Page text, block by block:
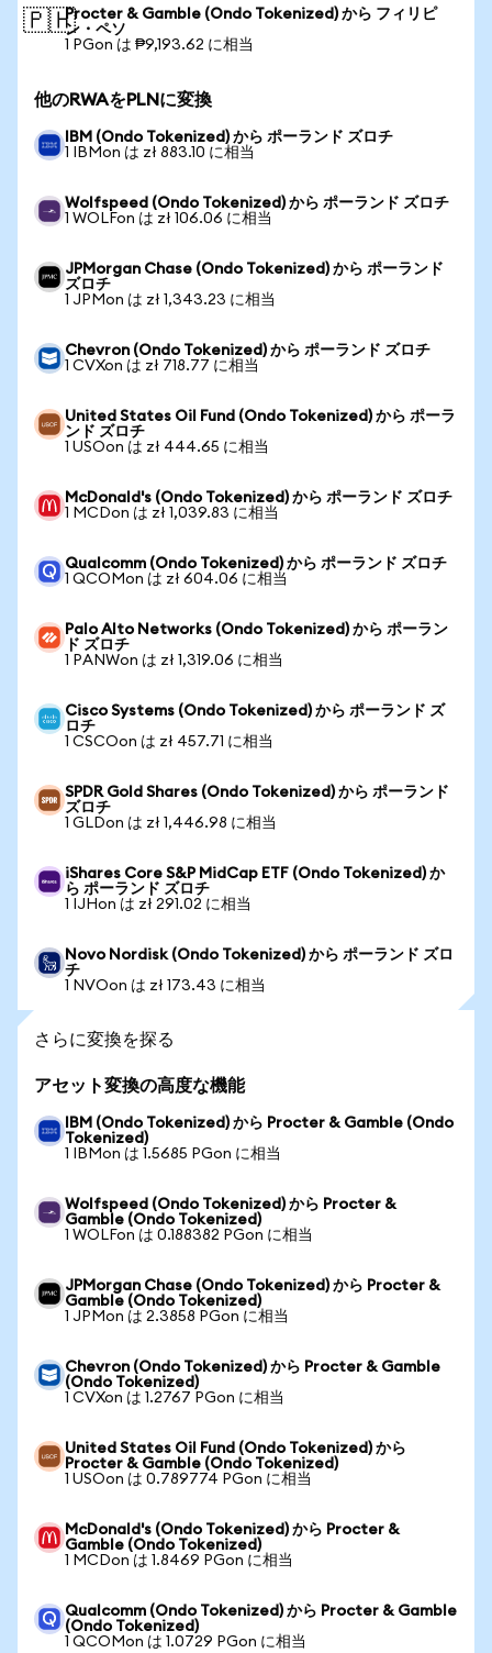
🇵🇭Procter & Gamble (Ondo Tokenized) から フィリピ
ン・ペソ
1 PGon は ₱9,193.62 に相当
他のRWAをPLNに変換
IBM (Ondo Tokenized) から ポーランド ズロチ
1 IBMon は zł 883.10 に相当
Wolfspeed (Ondo Tokenized) から ポーランド ズロチ
1 WOLFon は zł 106.06 に相当
JPMorgan Chase (Ondo Tokenized) から ポーランド
ズロチ
1 JPMon は zł 1,343.23 に相当
Chevron (Ondo Tokenized) から ポーランド ズロチ
1 CVXon は zł 718.77 に相当
United States Oil Fund (Ondo Tokenized) から ポーラ
ンド ズロチ
1 USOon は zł 444.65 に相当
McDonald's (Ondo Tokenized) から ポーランド ズロチ
1 MCDon は zł 1,039.83 に相当
Qualcomm (Ondo Tokenized) から ポーランド ズロチ
1 QCOMon は zł 604.06 に相当
Palo Alto Networks (Ondo Tokenized) から ポーラン
ド ズロチ
1 PANWon は zł 1,319.06 に相当
Cisco Systems (Ondo Tokenized) から ポーランド ズ
ロチ
1 CSCOon は zł 457.71 に相当
SPDR Gold Shares (Ondo Tokenized) から ポーランド
ズロチ
1 GLDon は zł 1,446.98 に相当
iShares Core S&P MidCap ETF (Ondo Tokenized) か
ら ポーランド ズロチ
1 IJHon は zł 291.02 に相当
Novo Nordisk (Ondo Tokenized) から ポーランド ズロ
チ
1 NVOon は zł 173.43 に相当
さらに変換を探る
アセット変換の高度な機能
IBM (Ondo Tokenized) から Procter & Gamble (Ondo
Tokenized)
1 IBMon は 1.5685 PGon に相当
Wolfspeed (Ondo Tokenized) から Procter &
Gamble (Ondo Tokenized)
1 WOLFon は 0.188382 PGon に相当
JPMorgan Chase (Ondo Tokenized) から Procter &
Gamble (Ondo Tokenized)
1 JPMon は 2.3858 PGon に相当
Chevron (Ondo Tokenized) から Procter & Gamble
(Ondo Tokenized)
1 CVXon は 1.2767 PGon に相当
United States Oil Fund (Ondo Tokenized) から
Procter & Gamble (Ondo Tokenized)
1 USOon は 0.789774 PGon に相当
McDonald's (Ondo Tokenized) から Procter &
Gamble (Ondo Tokenized)
1 MCDon は 1.8469 PGon に相当
Qualcomm (Ondo Tokenized) から Procter & Gamble
(Ondo Tokenized)
1 QCOMon は 1.0729 PGon に相当